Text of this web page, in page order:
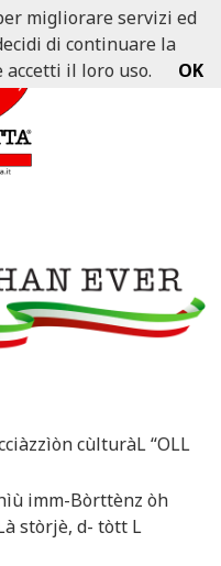
cùlturàL “OLL
imm-Bòrttènz òh
stòrjè, d- tòtt L
migliorare servizi ed
di continuare la
accetti il loro uso.
OK